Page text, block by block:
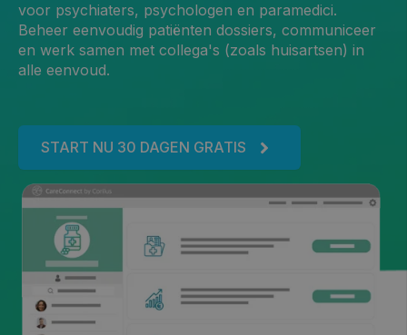
voor psychiaters, psychologen en paramedici.
Beheer eenvoudig patiënten dossiers, communiceer
en werk samen met collega's (zoals huisartsen) in
alle eenvoud.
START NU 30 DAGEN GRATIS